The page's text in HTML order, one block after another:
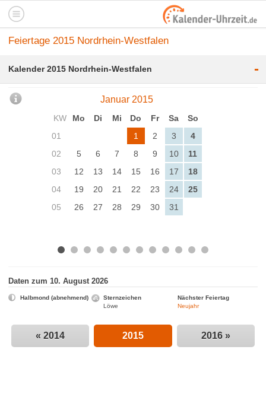
Feiertage 2015 Nordrhein-Westfalen
Kalender 2015 Nordrhein-Westfalen -
Januar 2015
KW Mo Di Mi Do Fr Sa
So
01
1 2 3
4
02
5 6 7 8 9 10
11
03
12 13 14 15 16 17
18
04
19 20 21 22 23 24
25
05
26 27 28 29 30 31
Daten zum 10. August 2026
Halbmond (abnehmend)
Sternzeichen
Löwe
Nächster Feiertag
Neujahr
« 2014 2015 2016 »